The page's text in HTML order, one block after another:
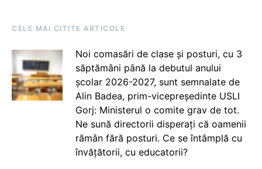
CELE MAI CITITE ARTICOLE
Noi comasări de clase și posturi, cu 3
săptămâni până la debutul anului
școlar 2026-2027, sunt semnalate de
Alin Badea, prim-vicepreședinte USLI
Gorj: Ministerul o comite grav de tot.
Ne sună directorii disperați că oamenii
rămân fără posturi. Ce se întâmplă cu
învățătorii, cu educatorii?